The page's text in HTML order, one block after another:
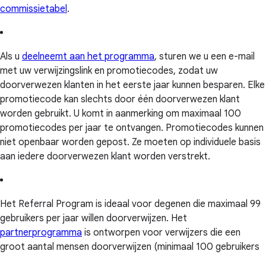
commissietabel.
Als u deelneemt aan het programma, sturen we u een e-mail
met uw verwijzingslink en promotiecodes, zodat uw
doorverwezen klanten in het eerste jaar kunnen besparen. Elke
promotiecode kan slechts door één doorverwezen klant
worden gebruikt. U komt in aanmerking om maximaal 100
promotiecodes per jaar te ontvangen. Promotiecodes kunnen
niet openbaar worden gepost. Ze moeten op individuele basis
aan iedere doorverwezen klant worden verstrekt.
Het Referral Program is ideaal voor degenen die maximaal 99
gebruikers per jaar willen doorverwijzen. Het
partnerprogramma is ontworpen voor verwijzers die een
groot aantal mensen doorverwijzen (minimaal 100 gebruikers